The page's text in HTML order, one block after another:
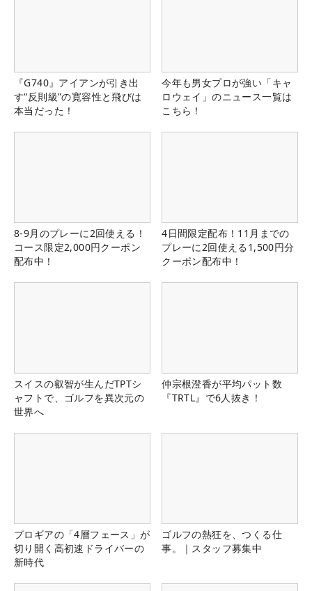
『G740』アイアンが引き出
す“反則級”の寛容性と飛びは
本当だった！
今年も男女プロが強い「キャ
ロウェイ」のニュース一覧は
こちら！
8-9月のプレーに2回使える！
コース限定2,000円クーポン
配布中！
4日間限定配布！11月までの
プレーに2回使える1,500円分
クーポン配布中！
スイスの叡智が生んだTPTシ
ャフトで、ゴルフを異次元の
世界へ
仲宗根澄香が平均パット数
『TRTL』で6人抜き！
プロギアの「4層フェース」が
切り開く高初速ドライバーの
新時代
ゴルフの熱狂を、つくる仕
事。｜スタッフ募集中